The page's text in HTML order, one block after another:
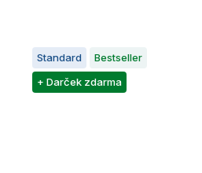
Standard
Bestseller
+ Darček zdarma